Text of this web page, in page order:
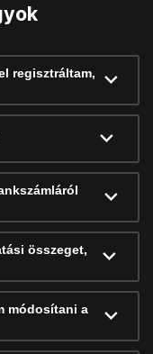
regisztráltam,
összeget,
módosítani a